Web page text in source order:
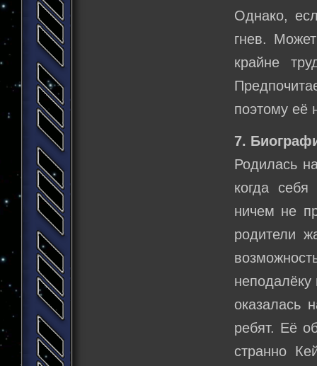
Однако,
гнев.
крайне
поэтому её
7.
Родилась
когда
ничем не
родители
неподалёку
оказалась
ребят. Её
странно